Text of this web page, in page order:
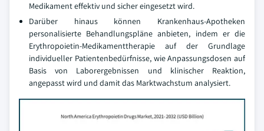
Medikament effektiv und sicher eingesetzt wird.
Darüber hinaus können Krankenhaus-Apotheken
personalisierte Behandlungspläne anbieten, indem er die
Erythropoietin-Medikamenttherapie auf der Grundlage
individueller Patientenbedürfnisse, wie Anpassungsdosen auf
Basis von Laborergebnissen und klinischer Reaktion,
angepasst wird und damit das Marktwachstum analysiert.